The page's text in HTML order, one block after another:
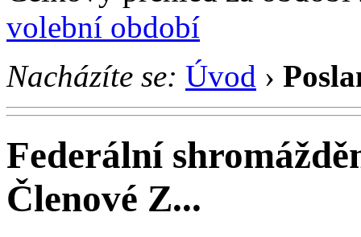
volební období
Nacházíte se: Úvod ›
Federální
Členové Z...